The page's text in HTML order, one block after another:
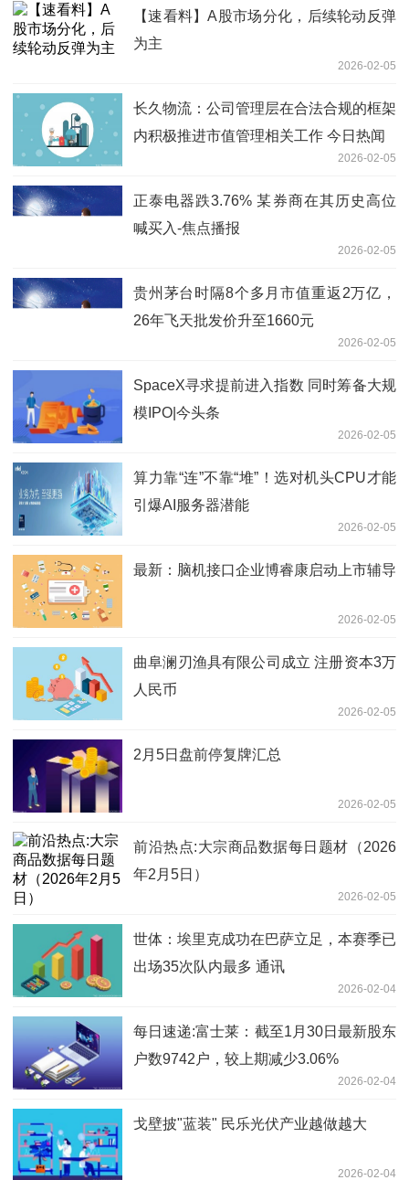
【速看料】A股市场分化，后续轮动反弹
为主
2026-02-05
长久物流：公司管理层在合法合规的框架
内积极推进市值管理相关工作 今日热闻
2026-02-05
正泰电器跌3.76% 某券商在其历史高位
喊买入-焦点播报
2026-02-05
贵州茅台时隔8个多月市值重返2万亿，
26年飞天批发价升至1660元
2026-02-05
SpaceX寻求提前进入指数 同时筹备大规
模IPO|今头条
2026-02-05
算力靠“连”不靠“堆”！选对机头CPU才能
引爆AI服务器潜能
2026-02-05
最新：脑机接口企业博睿康启动上市辅导
2026-02-05
曲阜澜刃渔具有限公司成立 注册资本3万
人民币
2026-02-05
2月5日盘前停复牌汇总
2026-02-05
前沿热点:大宗商品数据每日题材（2026
年2月5日）​
2026-02-05
世体：埃里克成功在巴萨立足，本赛季已
出场35次队内最多 通讯
2026-02-04
每日速递:富士莱：截至1月30日最新股东
户数9742户，较上期减少3.06%
2026-02-04
戈壁披"蓝装" 民乐光伏产业越做越大
2026-02-04